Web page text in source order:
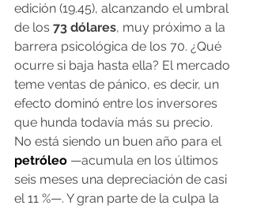
edición (19.45), alcanzando el umbral
de los 73 dólares, muy próximo a la
barrera psicológica de los 70. ¿Qué
ocurre si baja hasta ella? El mercado
teme ventas de pánico, es decir, un
efecto dominó entre los inversores
que hunda todavía más su precio.
No está siendo un buen año para el
petróleo —acumula en los últimos
seis meses una depreciación de casi
el 11 %—. Y gran parte de la culpa la